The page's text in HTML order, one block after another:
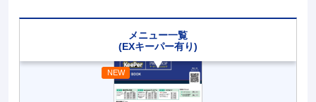
メニュー一覧
(EXキーパー有り)